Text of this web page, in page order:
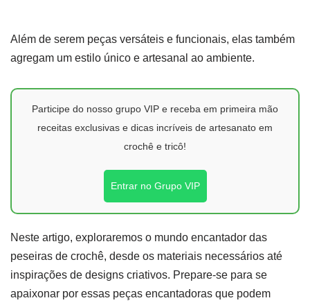
Além de serem peças versáteis e funcionais, elas também
agregam um estilo único e artesanal ao ambiente.
Participe do nosso grupo VIP e receba em primeira mão
receitas exclusivas e dicas incríveis de artesanato em
crochê e tricô!
Entrar no Grupo VIP
Neste artigo, exploraremos o mundo encantador das
peseiras de crochê, desde os materiais necessários até
inspirações de designs criativos. Prepare-se para se
apaixonar por essas peças encantadoras que podem